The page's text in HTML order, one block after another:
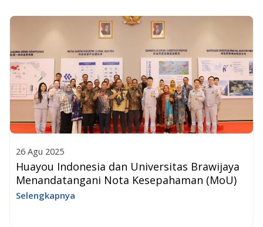
26 Agu 2025
Huayou Indonesia dan Universitas Brawijaya
Menandatangani Nota Kesepahaman (MoU)
Selengkapnya